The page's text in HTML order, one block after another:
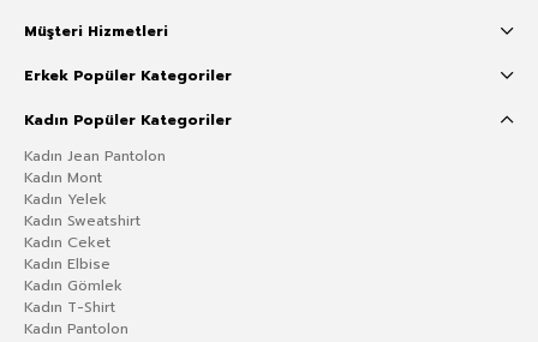
Müşteri Hizmetleri
Erkek Popüler Kategoriler
Kadın Popüler Kategoriler
Kadın Jean Pantolon
Kadın Mont
Kadın Yelek
Kadın Sweatshirt
Kadın Ceket
Kadın Elbise
Kadın Gömlek
Kadın T-Shirt
Kadın Pantolon